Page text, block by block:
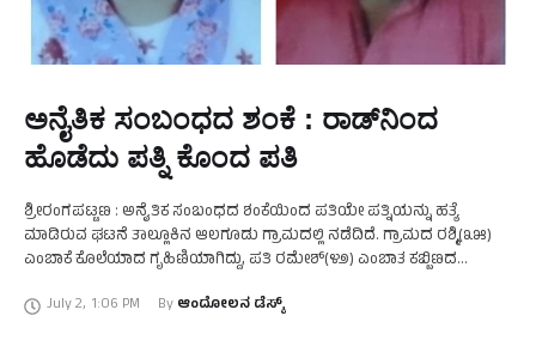
ಅನೈತಿಕ ಸಂಬಂಧದ ಶಂಕೆ : ರಾಡ್‌ನಿಂದ
ಹೊಡೆದು ಪತ್ನಿ ಕೊಂದ ಪತಿ
ಶ್ರೀರಂಗಪಟ್ಟಣ : ಅನೈತಿಕ ಸಂಬಂಧದ ಶಂಕೆಯಿಂದ ಪತಿಯೇ ಪತ್ನಿಯನ್ನು ಹತ್ಯೆ
ಮಾಡಿರುವ ಘಟನೆ ತಾಲ್ಲೂಕಿನ ಆಲಗೂಡು ಗ್ರಾಮದಲ್ಲಿ ನಡೆದಿದೆ. ಗ್ರಾಮದ ರಶ್ಮಿ(೩೫)
ಎಂಬಾಕೆ ಕೊಲೆಯಾದ ಗೃಹಿಣಿಯಾಗಿದ್ದು, ಪತಿ ರಮೇಶ್(೪೨) ಎಂಬಾತ ಕಬ್ಬಿಣದ
July 2, 1:06 PM By ಆಂದೋಲನ ಡೆಸ್ಕ್